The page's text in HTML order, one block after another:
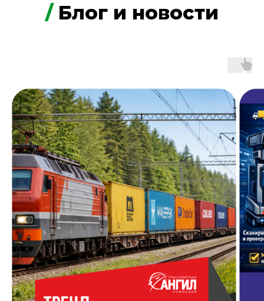
/Блог и новости